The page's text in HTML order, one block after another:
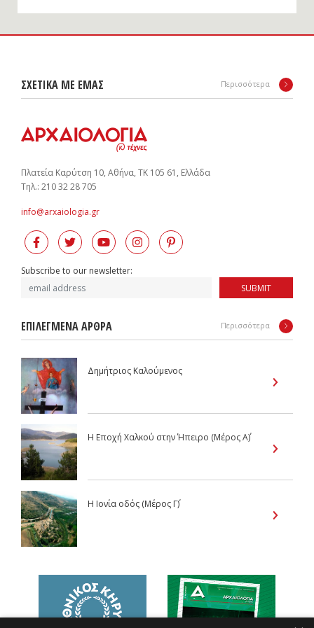
ΣΧΕΤΙΚΑ ΜΕ ΕΜΑΣ Περισσότερα
Πλατεία Καρύτση 10, Αθήνα, ΤΚ 105 61, Ελλάδα
Tηλ.: 210 32 28 705
info@arxaiologia.gr
Subscribe to our newsletter:
SUBMIT
ΕΠΙΛΕΓΜΕΝΑ ΑΡΘΡΑ Περισσότερα
Δημήτριος Καλούμενος
Η Εποχή Χαλκού στην Ήπειρο (Μέρος Α΄)
Η Ιονία οδός (Μέρος Γ΄)